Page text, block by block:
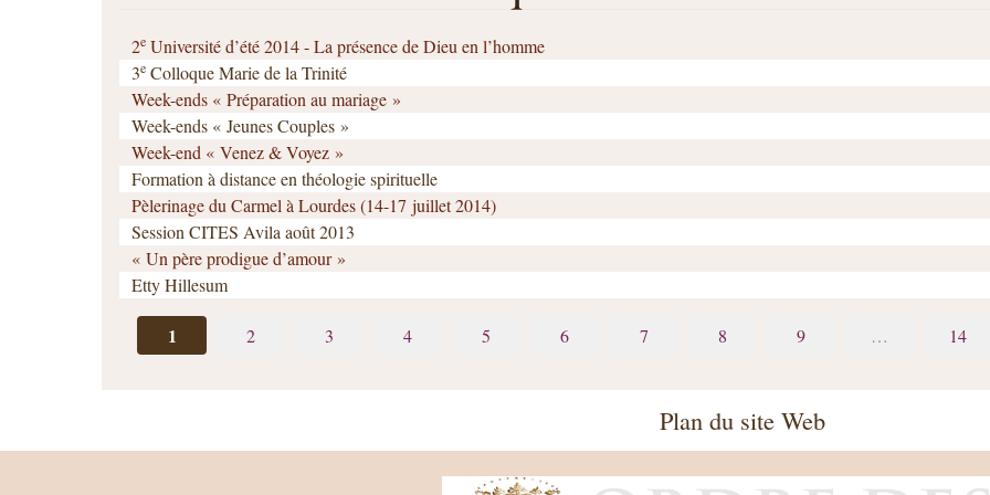
2e Université d’été 2014 - La présence de Dieu en l’homme
3e Colloque Marie de la Trinité
Week-ends « Préparation au mariage »
Week-ends « Jeunes Couples »
Week-end « Venez & Voyez »
Formation à distance en théologie spirituelle
Pèlerinage du Carmel à Lourdes (14-17 juillet 2014)
Session CITES Avila août 2013
« Un père prodigue d’amour »
Etty Hillesum
1 2 3 4 5 6 7 8 9 … 14
Plan du site Web